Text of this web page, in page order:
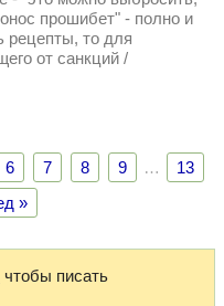
прошибет" - полно и
рецепты, то для
от санкций /
6 7 8 9 …
13
»
чтобы писать